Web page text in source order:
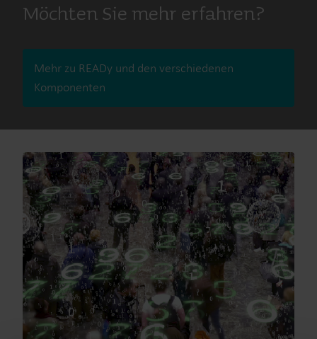
Möchten Sie mehr erfahren?
Mehr zu READy und den verschiedenen
Komponenten